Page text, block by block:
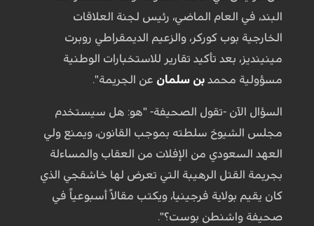
البند، في العام الماضي، رئيس لجنة العلاقات
الخارجية بوب كوركر، والزعيم الديمقراطي روبرت
مينينديز، بعد تأكيد تقارير للاستخبارات الوطنية
مسؤولية محمد بن سلمان عن الجريمة".
السؤال الآن -تقول الصحيفة- "هو: هل سيستخدم
مجلس الشيوخ سلطته بموجب القانون، ويمنع ولي
العهد السعودي من الإفلات من العقاب والمساءلة
بجريمة القتل الرهيبة التي تعرض لها خاشقجي الذي
كان يقيم بولاية فرجينيا، ويكتب مقالاً أسبوعياً في
صحيفة واشنطن بوست؟".